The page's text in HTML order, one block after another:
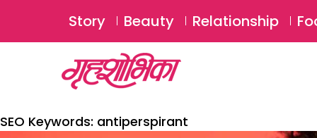
Story Beauty Relationship
SEO Keywords: antiperspirant